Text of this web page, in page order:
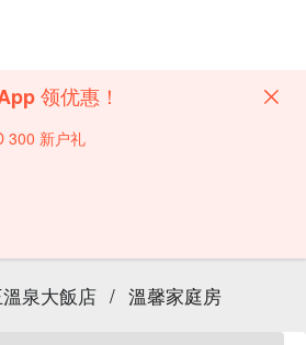
领优惠！
300 新户礼
泉大飯店 / 溫馨家庭房